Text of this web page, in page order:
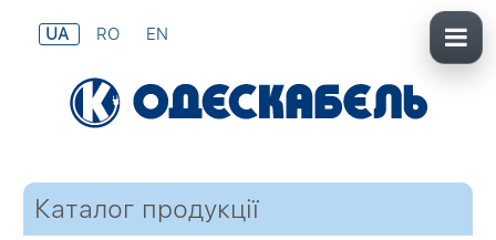
UA RO EN
Каталог продукції